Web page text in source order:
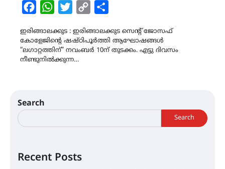
FacebookWhatsAppTwitterCopy
ഇരിങ്ങാലക്കുട : ഇരിങ്ങാലക്കുട സെന്റ് ജോസഫ്
കോളേജിന്റെ ഷഷ്ഠിപൂർത്തി ആഘോഷങ്ങൾ
“ലഗാറ്റത്തിന്” നവംബർ 10ന് തുടക്കം. എട്ടു ദിവസം
നീണ്ടുനിൽക്കുന്ന…
Search
Search
Recent Posts